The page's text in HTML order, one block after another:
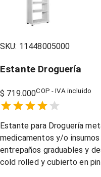
SKU: 11448005000
Estante Droguería
$ 719.000COP - IVA incluido
1 Star,
2 Stars,
3 Stars,
4 Stars,
5 Stars,
Estante para Droguería
medicamentos y/o
entrepaños graduables y
cold rolled y cubierto en